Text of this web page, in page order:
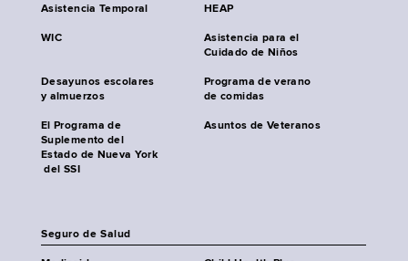
Asistencia Temporal HEAP
WIC
Asistencia para el
Cuidado de Niños
Desayunos escolares
y almuerzos
Programa de verano
de comidas
El Programa de
Suplemento del
Estado de Nueva York
del SSI
Asuntos de Veteranos
Seguro de Salud